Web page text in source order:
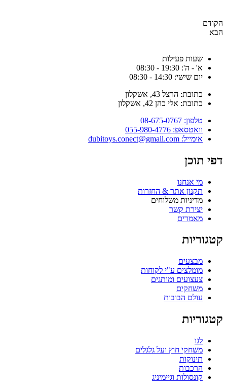
הקודם
הבא
שעות פעילות
א' - ה': 19:30 - 08:30
יום שישי: 14:30 - 08:30
כתובת: הרצל 43, אשקלון
כתובת: אלי כהן 42, אשקלון
טלפון: 08-675-0767
וואטסאפ: 055-980-4776
אימייל: dubitoys.conect@gmail.com
דפי תוכן
מי אנחנו
תקנון אתר & החזרות
מדיניות משלוחים
יצירת קשר
מאמרים
קטגוריות
מבצעים
מומלצים ע"י לקוחות
צעצועים ומותגים
משחקים
עולם הבובות
קטגוריות
לגו
משחקי חוץ ועל גלגלים
תינוקות
הרכבות
קונסולות וגיימיניג